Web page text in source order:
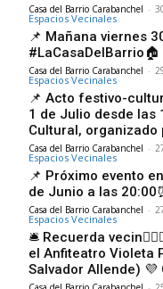
Casa del Barrio Carabanchel -
Espacios Vecinales
📌 Mañana viernes
#LaCasaDelBarrio🏠
Casa del Barrio Carabanchel -
Espacios Vecinales
📌 Acto festivo-
1 de Julio desde las
Cultural, organizado
Casa del Barrio Carabanchel -
Espacios Vecinales
📌 Próximo evento
de Junio a las
Casa del Barrio Carabanchel -
Espacios Vecinales
🛎 Recuerda
el Anfiteatro Violeta
Salvador Allende) 💜